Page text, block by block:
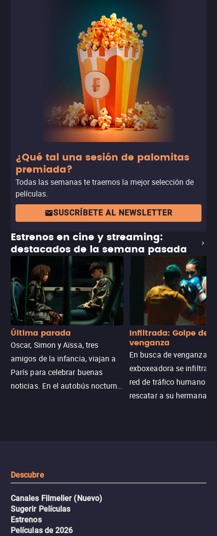
¿Qué tal una sesión de palomitas
premiada?
Todas las semanas te traemos la mejor selección de
películas.
SUSCRÍBETE AL NEWSLETTER
Estrenos en cine y streaming:
destacados de la semana pasada
Última parada
Oscar, Simon y Aïssa, tres
amigos de la infancia, viajan a
París para celebrar buenas
noticias. En el autobús nocturno
Infiltrada: Golpe de
venganza
En busca de venganza,
exboxeadora se infiltra
red de tráfico humano
rescatar a su hermana
Descubre
Canales Filmelier (Nuevo)
Sugerir Películas
Estrenos
Películas de 2026